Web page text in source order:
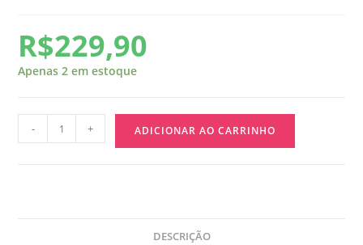
R$229,90
Apenas 2 em estoque
- + ADICIONAR AO CARRINHO
DESCRIÇÃO